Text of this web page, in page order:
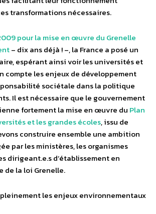
transformations nécessaires.
pour la mise en œuvre du Grenelle
– dix ans déjà ! –, la France a posé un
espérant ainsi voir les universités et
compte les enjeux de développement
sociétale dans la politique
Il est nécessaire que le gouvernement
fortement la mise en œuvre du Plan
et les grandes écoles, issu de
construire ensemble une ambition
par les ministères, les organismes
dirigeant.e.s d’établissement en
de la loi Grenelle.
pleinement les enjeux environnementaux